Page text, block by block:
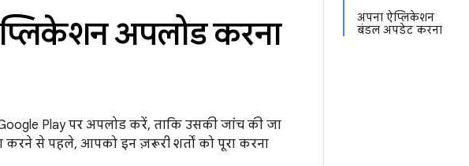
अपना ऐप्लिकेशन
बंडल अपडेट करना
अपलोड करना
Play पर अपलोड करें, ताकि उसकी जांच की जा
से पहले, आपको इन ज़रूरी शर्तों को पूरा करना